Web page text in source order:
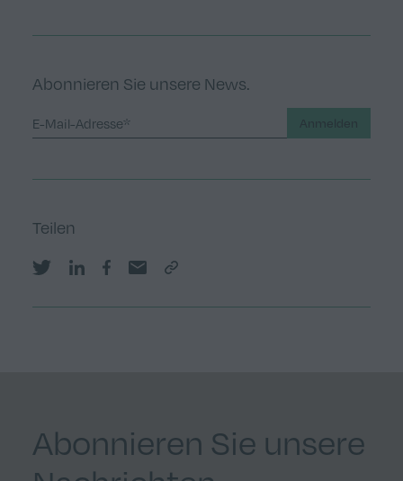
Abonnieren Sie unsere News.
Teilen
Share on Twitter
Share on LinkedIn
Share on Facebook
Share by email
Copy Link
Abonnieren Sie unsere